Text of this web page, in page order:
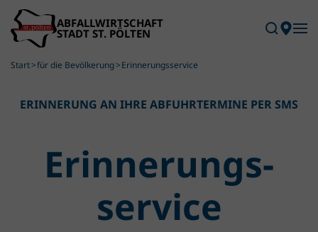
Skip to main content
Start für die Bevölkerung Erinnerungsservice
ERINNERUNG AN IHRE ABFUHRTERMINE PER SMS
Erinnerungs­
service